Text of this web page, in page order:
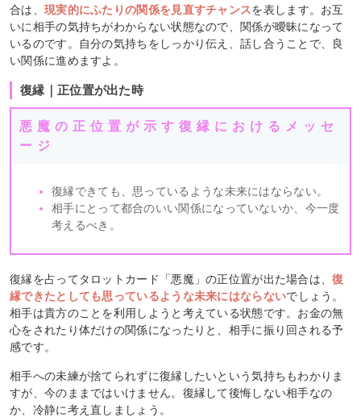
合は、 現実的にふたりの関係を見直すチャンスを表します。お互
いに相手の気持ちがわからない状態なので、関係が曖昧になって
いるのです。自分の気持ちをしっかり伝え、話し合うことで、良
い関係に進めますよ。
復縁｜正位置が出た時
悪魔の正位置が示す復縁におけるメッセ
ージ
復縁できても、思っているような未来にはならない。
相手にとって都合のいい関係になっていないか、今一度
考えるべき。
復縁を占ってタロットカード「悪魔」の正位置が出た場合は、復
縁できたとしても思っているような未来にはならないでしょう。
相手は貴方のことを利用しようと考えている状態です。お金の無
心をされたり体だけの関係になったりと、相手に振り回される予
感です。
相手への未練が捨てられずに復縁したいという気持ちもわかりま
すが、今のままではいけません。復縁して後悔しない相手なの
か、冷静に考え直しましょう。